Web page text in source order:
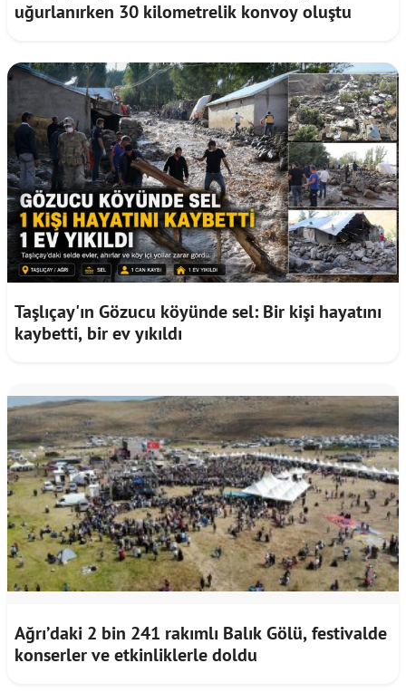
uğurlanırken 30 kilometrelik konvoy oluştu
Taşlıçay'ın Gözucu köyünde sel: Bir kişi hayatını
kaybetti, bir ev yıkıldı
Ağrı’daki 2 bin 241 rakımlı Balık Gölü, festivalde
konserler ve etkinliklerle doldu